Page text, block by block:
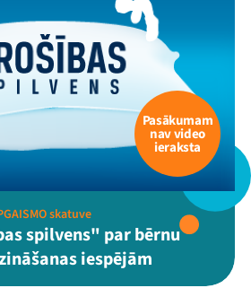
Pasākumam
nav video
ieraksta
skatuve
spilvens" par bērnu
iespējām